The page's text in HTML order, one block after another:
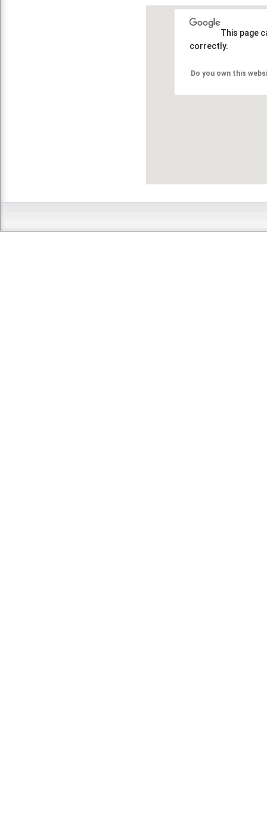
This page
correctly.
Do you own this